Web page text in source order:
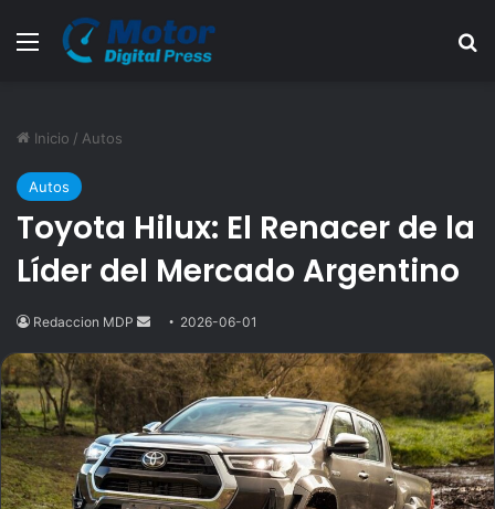
Menú
Inicio / Autos
Autos
Toyota Hilux: El Renacer de la
Líder del Mercado Argentino
Redaccion MDP
Send
email
2026-06-01